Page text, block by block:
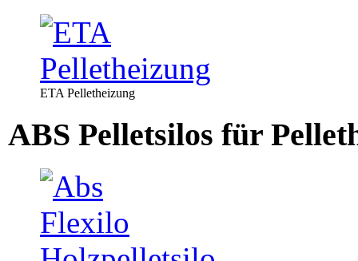
ETA Pelletheizung
ABS Pelletsilos für